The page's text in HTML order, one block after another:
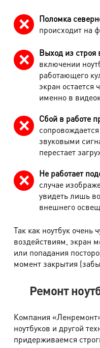
Поломка
происходит на
Выход из строя
включении
работающего
экран остается
именно в
Сбой в работе
звуковыми
перестает
Не работает
случае
увидеть лишь
внешнего
Так как ноутбук очень
воздействиям, экран
или попадания
момент закрытия
Ремонт
Компания
ноутбуков и другой
придерживаемся